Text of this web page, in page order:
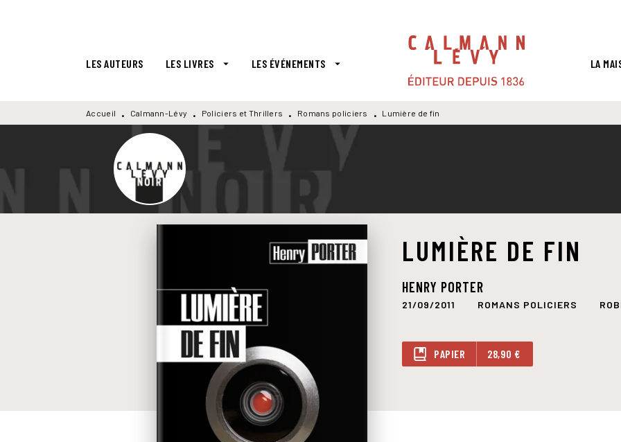
LES AUTEURS LES LIVRES arrow_drop_down LES ÉVÉNEMENTS arrow_drop_down LA
Accueil • Calmann-Lévy • Policiers et Thrillers • Romans policiers • Lumière de fin
LUMIÈRE DE FIN
HENRY PORTER
21/09/2011 ROMANS POLICIERS
PAPIER 28,90 €